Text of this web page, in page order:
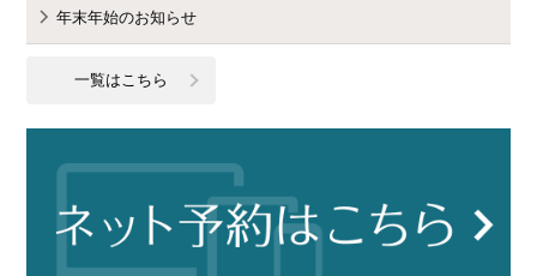
年末年始のお知らせ
一覧はこちら